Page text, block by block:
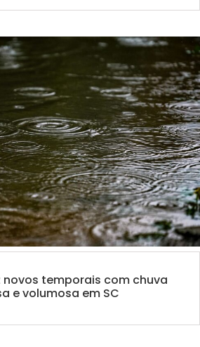
novos temporais com chuva
e volumosa em SC